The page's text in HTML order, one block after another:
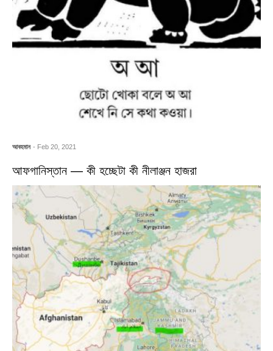
আবহমান - Feb 20, 2021
আফগানিস্তান — কী হচ্ছেটা কী নীলাঞ্জন হাজরা